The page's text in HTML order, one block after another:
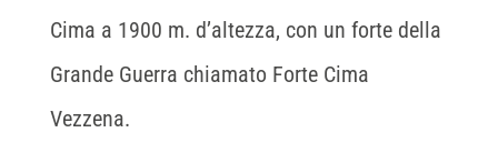
Cima a 1900 m. d’altezza, con un forte della
Grande Guerra chiamato Forte Cima
Vezzena.